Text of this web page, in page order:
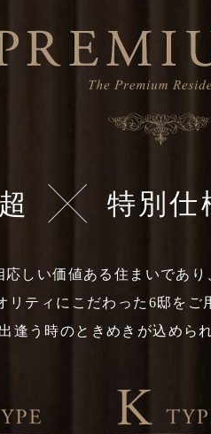
超 特別仕
しい価値ある住まいであり
リティにこだわった6邸をご
逢う時のときめきが込めら